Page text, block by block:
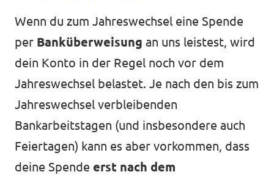
Wenn du zum Jahreswechsel eine Spende
per Banküberweisung an uns leistest, wird
dein Konto in der Regel noch vor dem
Jahreswechsel belastet. Je nach den bis zum
Jahreswechsel verbleibenden
Bankarbeitstagen (und insbesondere auch
Feiertagen) kann es aber vorkommen, dass
deine Spende erst nach dem